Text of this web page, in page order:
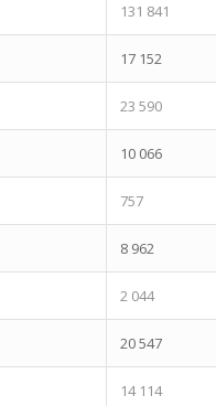
131 841
17 152
23 590
10 066
757
8 962
2 044
20 547
14 114